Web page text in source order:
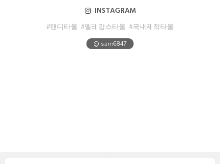
INSTAGRAM
#탠디타올 #엘레강스타올 #국내제작타올
@ sam6847